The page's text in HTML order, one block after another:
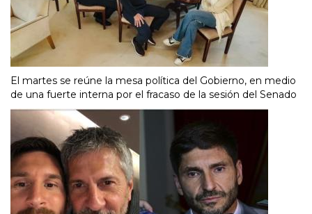
El martes se reúne la mesa política del Gobierno, en medio
de una fuerte interna por el fracaso de la sesión del Senado